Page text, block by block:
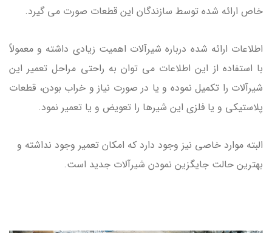
خاص ارائه شده توسط سازندگان این قطعات صورت می گیرد.
اطلاعات ارائه شده درباره شیرآلات اهمیت زیادی داشته و معمولاً
با استفاده از این اطلاعات می توان به راحتی مراحل تعمیر این
شیرآلات را تکمیل نموده و یا در صورت نیاز و خراب بودن، قطعات
پلاستیکی و یا فلزی این شیرها را تعویض و یا تعمیر نمود.
البته موارد خاصی نیز وجود دارد که امکان تعمیر وجود نداشته و
بهترین حالت جایگزین نمودن شیرآلات جدید است.